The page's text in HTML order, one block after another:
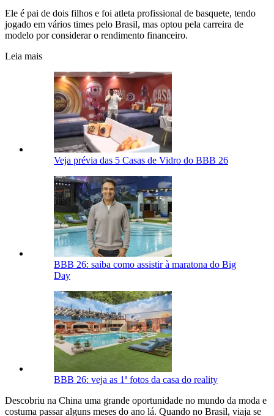
Ele é pai de dois filhos e foi atleta profissional de basquete, tendo
jogado em vários times pelo Brasil, mas optou pela carreira de
modelo por considerar o rendimento financeiro.
Leia mais
Veja prévia das 5 Casas de Vidro do BBB 26
BBB 26: saiba como assistir à maratona do Big
Day
BBB 26: veja as 1ª fotos da casa do reality
Descobriu na China uma grande oportunidade no mundo da moda e
costuma passar alguns meses do ano lá. Quando no Brasil, viaja se